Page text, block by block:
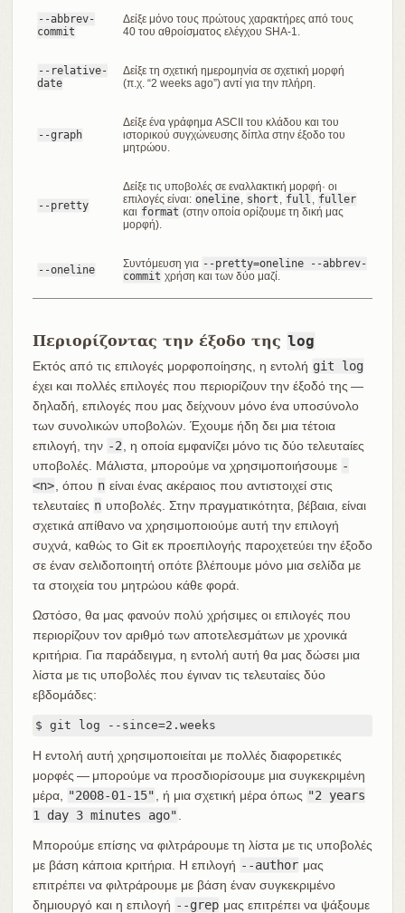
--abbrev-
commit
Δείξε μόνο τους πρώτους χαρακτήρες από τους
40 του αθροίσματος ελέγχου SHA-1.
--relative-
date
Δείξε τη σχετική ημερομηνία σε σχετική μορφή
(π.χ. “2 weeks ago”) αντί για την πλήρη.
--graph
Δείξε ένα γράφημα ASCII του κλάδου και του
ιστορικού συγχώνευσης δίπλα στην έξοδο του
μητρώου.
--pretty
Δείξε τις υποβολές σε εναλλακτική μορφή· οι
επιλογές είναι: oneline short full
fuller
και format (στην οποία ορίζουμε τη δική μας
μορφή).
--oneline Συντόμευση για --pretty=oneline --abbrev-
commit χρήση και των δύο μαζί.
Περιορίζοντας την έξοδο της log
Εκτός από τις επιλογές μορφοποίησης, η εντολή git log
έχει και πολλές επιλογές που περιορίζουν την έξοδό της —
δηλαδή, επιλογές που μας δείχνουν μόνο ένα υποσύνολο
των συνολικών υποβολών. Έχουμε ήδη δει μια τέτοια
επιλογή, την -2
, η οποία εμφανίζει μόνο τις δύο τελευταίες
υποβολές. Μάλιστα, μπορούμε να χρησιμοποιήσουμε -
<n> , όπου n είναι ένας ακέραιος που αντιστοιχεί στις
τελευταίες n υποβολές. Στην πραγματικότητα, βέβαια, είναι
σχετικά απίθανο να χρησιμοποιούμε αυτή την επιλογή
συχνά, καθώς το Git εκ προεπιλογής παροχετεύει την έξοδο
σε έναν σελιδοποιητή οπότε βλέπουμε μόνο μια σελίδα με
τα στοιχεία του μητρώου κάθε φορά.
Ωστόσο, θα μας φανούν πολύ χρήσιμες οι επιλογές που
περιορίζουν τον αριθμό των αποτελεσμάτων με χρονικά
κριτήρια. Για παράδειγμα, η εντολή αυτή θα μας δώσει μια
λίστα με τις υποβολές που έγιναν τις τελευταίες δύο
εβδομάδες:
$ git log --since=2.weeks
Η εντολή αυτή χρησιμοποιείται με πολλές διαφορετικές
μορφές — μπορούμε να προσδιορίσουμε μια συγκεκριμένη
μέρα,
"2008-01-15" , ή μια σχετική μέρα όπως "2 years
1 day 3 minutes ago"
Μπορούμε επίσης να φιλτράρουμε τη λίστα με τις υποβολές
με βάση κάποια κριτήρια. Η επιλογή --author μας
επιτρέπει να φιλτράρουμε με βάση έναν συγκεκριμένο
δημιουργό και η επιλογή --grep μας επιτρέπει να ψάξουμε